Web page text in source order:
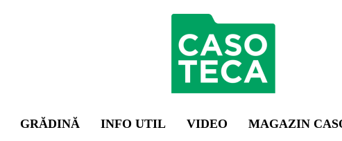
GRĂDINĂ INFO UTIL VIDEO MAGAZIN